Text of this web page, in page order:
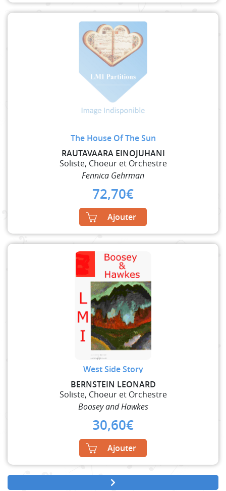
The House Of The Sun
RAUTAVAARA EINOJUHANI
Soliste, Choeur et Orchestre
Fennica Gehrman
72,70€
Ajouter
West Side Story
BERNSTEIN LEONARD
Soliste, Choeur et Orchestre
Boosey and Hawkes
30,60€
Ajouter